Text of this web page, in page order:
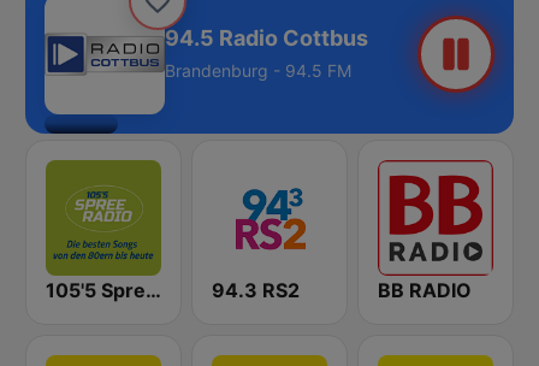
94.5 Radio Cottbus
Brandenburg - 94.5 FM
105'5 Spreeradio 94.3 RS2 BB RADIO